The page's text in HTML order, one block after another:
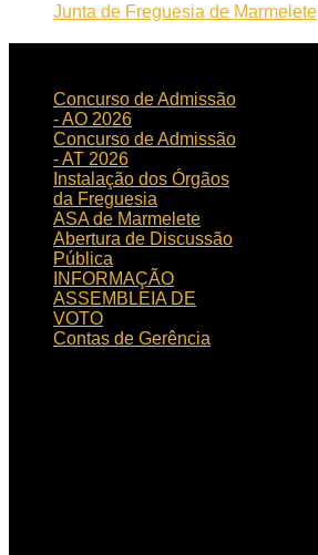
Junta de Freguesia de Marmelete
Concurso de Admissão
- AO 2026
Concurso de Admissão
- AT 2026
Instalação dos Órgãos
da Freguesia
ASA de Marmelete
Abertura de Discussão
Pública
INFORMAÇÃO
ASSEMBLEIA DE
VOTO
Contas de Gerência